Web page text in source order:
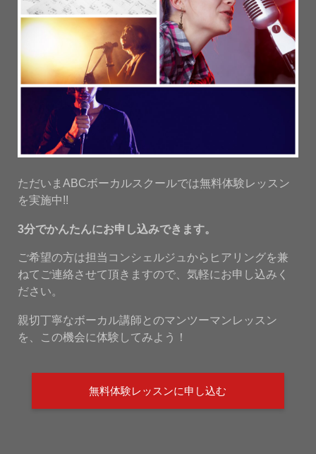
ただいまABCボーカルスクールでは無料体験レッスン
を実施中!!
3分でかんたんにお申し込みできます。
ご希望の方は担当コンシェルジュからヒアリングを兼
ねてご連絡させて頂きますので、気軽にお申し込みく
ださい。
親切丁寧なボーカル講師とのマンツーマンレッスン
を、この機会に体験してみよう！
無料体験レッスンに申し込む